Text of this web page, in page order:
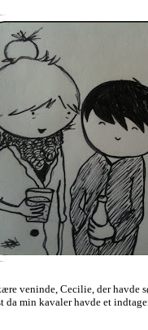
veninde, Cecilie, der havde
min kavaler havde et